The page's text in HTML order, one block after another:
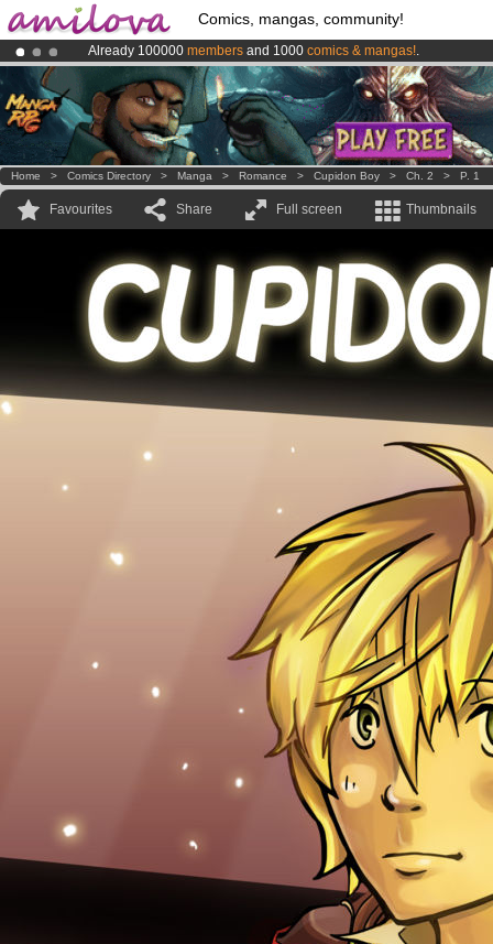
Comics, mangas, community!
Already 100000 members and 1000 comics & mangas!.
Premium membership from3.95 eurosper month !Get membership
AmilovaKickstarter is now LIVE!.
Home > Comics Directory > Manga > Romance > Cupidon Boy > Ch. 2 > P. 1
Favourites Share Full screen Thumbnails